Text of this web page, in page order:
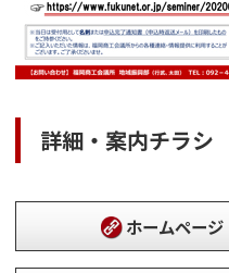
詳細・案内チラシ
ホームページ